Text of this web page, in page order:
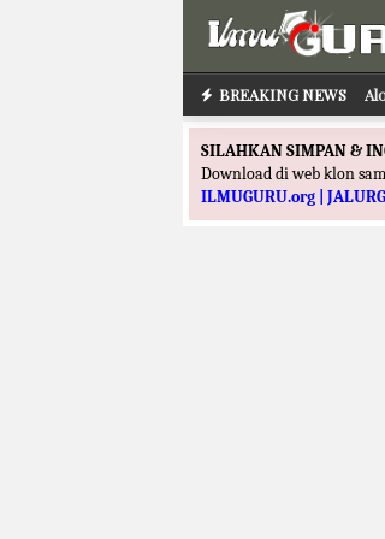
BREAKING NEWS
SILAHKAN SIMPAN &
Download di web klon
ILMUGURU.org |